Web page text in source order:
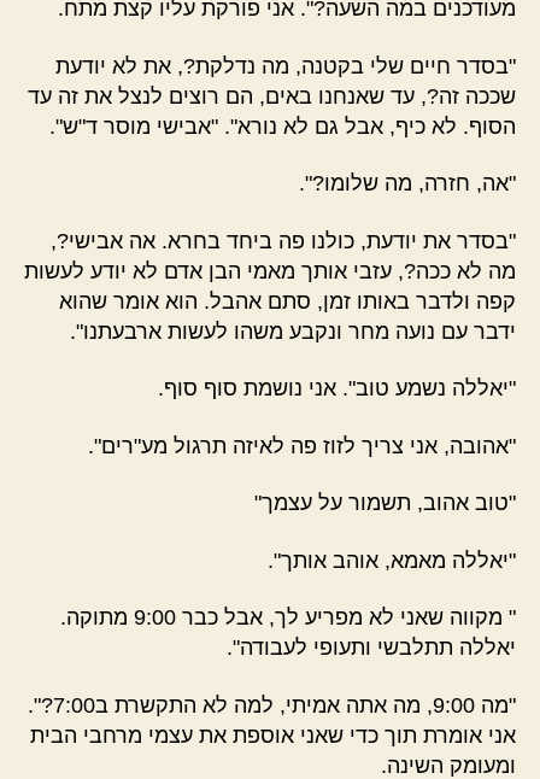
מעודכנים במה השעה?". אני פורקת עליו קצת מתח.
"בסדר חיים שלי בקטנה, מה נדלקת?, את לא יודעת
שככה זה?, עד שאנחנו באים, הם רוצים לנצל את זה עד
הסוף. לא כיף, אבל גם לא נורא". "אבישי מוסר ד"ש".
"אה, חזרה, מה שלומו?".
"בסדר את יודעת, כולנו פה ביחד בחרא. אה אבישי?,
מה לא ככה?, עזבי אותך מאמי הבן אדם לא יודע לעשות
קפה ולדבר באותו זמן, סתם אהבל. הוא אומר שהוא
ידבר עם נועה מחר ונקבע משהו לעשות ארבעתנו".
"יאללה נשמע טוב". אני נושמת סוף סוף.
"אהובה, אני צריך לזוז פה לאיזה תרגול מע"רים".
"טוב אהוב, תשמור על עצמך"
"יאללה מאמא, אוהב אותך".
" מקווה שאני לא מפריע לך, אבל כבר 9:00 מתוקה.
יאללה תתלבשי ותעופי לעבודה".
"מה 9:00, מה אתה אמיתי, למה לא התקשרת ב7:00?".
אני אומרת תוך כדי שאני אוספת את עצמי מרחבי הבית
ומעומק השינה.